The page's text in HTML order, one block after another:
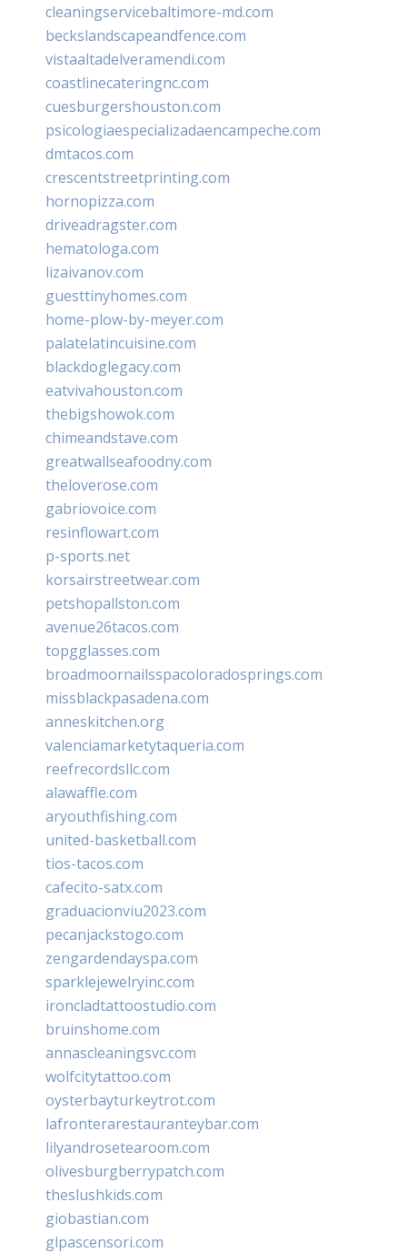
cleaningservicebaltimore-md.com
beckslandscapeandfence.com
vistaaltadelveramendi.com
coastlinecateringnc.com
cuesburgershouston.com
psicologiaespecializadaencampeche.com
dmtacos.com
crescentstreetprinting.com
hornopizza.com
driveadragster.com
hematologa.com
lizaivanov.com
guesttinyhomes.com
home-plow-by-meyer.com
palatelatincuisine.com
blackdoglegacy.com
eatvivahouston.com
thebigshowok.com
chimeandstave.com
greatwallseafoodny.com
theloverose.com
gabriovoice.com
resinflowart.com
p-sports.net
korsairstreetwear.com
petshopallston.com
avenue26tacos.com
topgglasses.com
broadmoornailsspacoloradosprings.com
missblackpasadena.com
anneskitchen.org
valenciamarketytaqueria.com
reefrecordsllc.com
alawaffle.com
aryouthfishing.com
united-basketball.com
tios-tacos.com
cafecito-satx.com
graduacionviu2023.com
pecanjackstogo.com
zengardendayspa.com
sparklejewelryinc.com
ironcladtattoostudio.com
bruinshome.com
annascleaningsvc.com
wolfcitytattoo.com
oysterbayturkeytrot.com
lafronterarestauranteybar.com
lilyandrosetearoom.com
olivesburgberrypatch.com
theslushkids.com
giobastian.com
glpascensori.com